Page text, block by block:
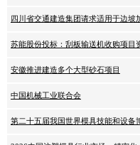
四川省交通建造集团请求适用于边
苏能股份投标：刮板输送机收购项目
安徽推进建造多个大型砂石项目
中国机械工业联合会
第二十五届我国世界模具技能和设备